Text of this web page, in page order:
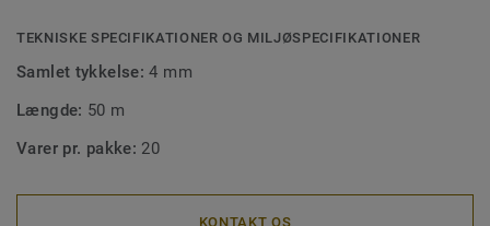
TEKNISKE SPECIFIKATIONER OG MILJØSPECIFIKATIONER
Samlet tykkelse:4 mm
Længde: 50 m
Varer pr. pakke: 20
KONTAKT OS